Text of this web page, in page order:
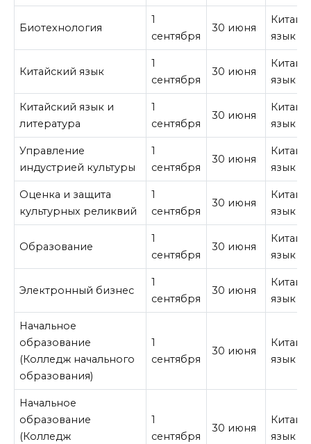
Биотехнология
1
сентября
30 июня
язык
Китайский язык
1
сентября
30 июня
язык
Китайский язык и
литература
1
сентября
30 июня
язык
Управление
индустрией культуры
1
сентября
30 июня
язык
Оценка и защита
культурных реликвий
1
сентября
30 июня
язык
Образование
1
сентября
30 июня
язык
Электронный бизнес
1
сентября
30 июня
язык
Начальное
образование
(Колледж начального
образования)
1
сентября
30 июня
язык
Начальное
образование
(Колледж
1
сентября
30 июня
язык